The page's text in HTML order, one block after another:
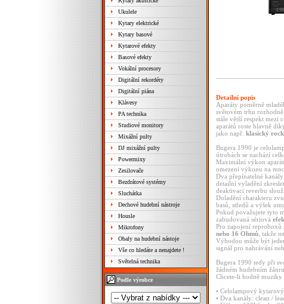
Ukulele
Kytary elektrické
Kytary basové
Kytarové efekty
Basové efekty
Vokální procesory
Digitální rekordéry
Digitální piána
Klávesy
PA technika
Studiové monitory
Mixážní pulty
DJ mixážní pulty
Powermixy
Zesilovače
Bezdrátové systémy
Sluchátka
Dechové hudební nástroje
Housle
Mikrofony
Obaly na hudební nástoje
Vše co hledáte a nenajdete !
Světelná technika
Podle výrobce
Detailní popis
Aparáty poměrně
světovém trhu
stále větší respekt mezi
aparátů roste hlavně
jako např. klasický
Bugera 1990 je
útrobách se nachází
Maximální výkon
omezení výkonu na
Dva přepínatelné kanály
detailní vyladění
deaktivaci reverbu
Doladění charakteru
basů, středů a výšek
Pokud považujete tyto
zabudovaná sériová
Pro zapojení reproboxů
nebo 16 Ohmů , takže
Výhodou může být
signál pro nahrávání
Bugera 1990 tedy při
žádném hudebním
Chcete-li hodně muziky
• Celolampový
• Dva kanály: clean /